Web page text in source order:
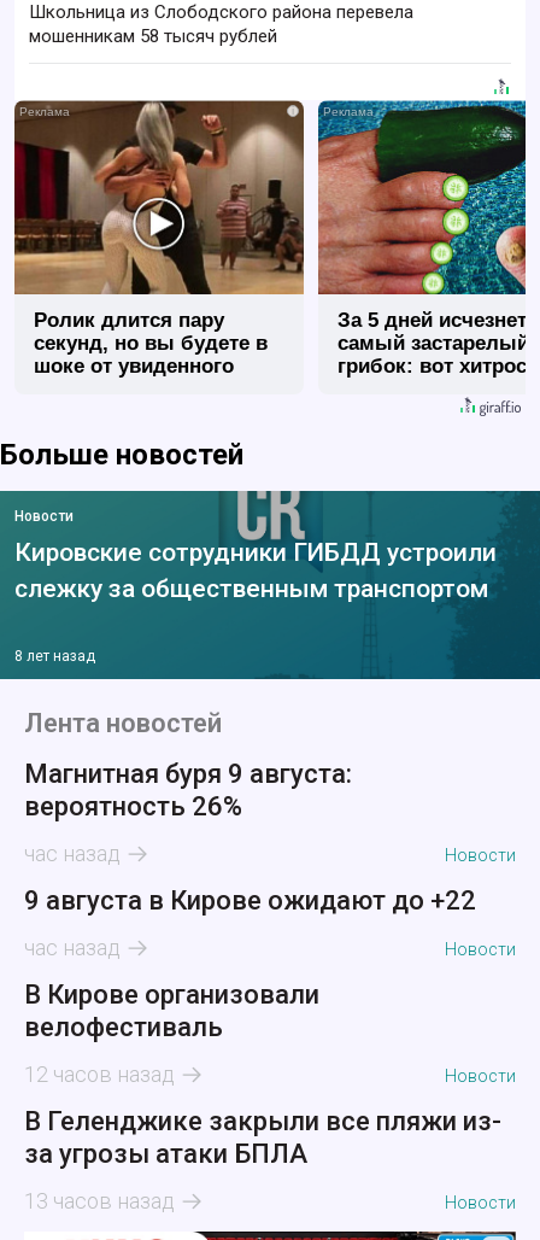
Школьница из Слободского района перевела
мошенникам 58 тысяч рублей
i
Ролик длится пару
секунд, но вы будете в
шоке от увиденного
За 5 дней исчезнет
самый застарелый
грибок: вот
Больше новостей
Новости
Кировские сотрудники ГИБДД устроили
слежку за общественным транспортом
8 лет назад
Лента новостей
Магнитная буря 9 августа:
вероятность 26%
час назад Новости
9 августа в Кирове ожидают до +22
час назад Новости
В Кирове организовали
велофестиваль
12 часов назад Новости
В Геленджике закрыли все пляжи из-
за угрозы атаки БПЛА
13 часов назад Новости